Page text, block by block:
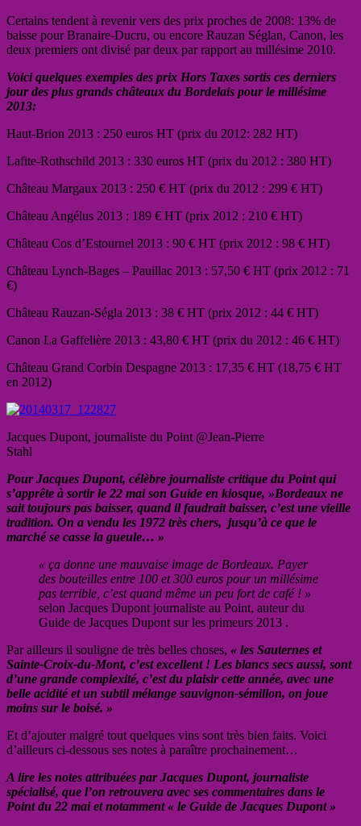
Certains tendent à revenir vers des prix proches de 2008: 13% de
baisse pour Branaire-Ducru, ou encore Rauzan Séglan, Canon, les
deux premiers ont divisé par deux par rapport au millésime 2010.
Voici quelques exemples des prix Hors Taxes sortis ces derniers
jour des plus grands châteaux du Bordelais pour le millésime
2013:
Haut-Brion 2013 : 250 euros HT (prix du 2012: 282 HT)
Lafite-Rothschild 2013 : 330 euros HT (prix du 2012 : 380 HT)
Château Margaux 2013 : 250 € HT (prix du 2012 : 299 € HT)
Château Angélus 2013 : 189 € HT (prix 2012 : 210 € HT)
Château Cos d’Estournel 2013 : 90 € HT (prix 2012 : 98 € HT)
Château Lynch-Bages – Pauillac 2013 : 57,50 € HT (prix 2012 : 71
€)
Château Rauzan-Ségla 2013 : 38 € HT (prix 2012 : 44 € HT)
Canon La Gaffelière 2013 : 43,80 € HT (prix du 2012 : 46 € HT)
Château Grand Corbin Despagne 2013 : 17,35 € HT (18,75 € HT
en 2012)
Jacques Dupont, journaliste du Point @Jean-Pierre
Stahl
Pour Jacques Dupont, célèbre journaliste critique du Point qui
s’apprête à sortir le 22 mai son Guide en kiosque, »Bordeaux ne
sait toujours pas baisser, quand il faudrait baisser, c’est une vieille
tradition. On a vendu les 1972 très chers, jusqu’à ce que le
marché se casse la gueule… »
« ça donne une mauvaise image de Bordeaux. Payer
des bouteilles entre 100 et 300 euros pour un millésime
pas terrible, c’est quand même un peu fort de café ! »
selon Jacques Dupont journaliste au Point, auteur du
Guide de Jacques Dupont sur les primeurs 2013 .
Par ailleurs il souligne de très belles choses, « les Sauternes et
Sainte-Croix-du-Mont, c’est excellent ! Les blancs secs aussi, sont
d’une grande complexité, c’est du plaisir cette année, avec une
belle acidité et un subtil mélange sauvignon-sémillon, on joue
moins sur le boisé. »
Et d’ajouter malgré tout quelques vins sont très bien faits. Voici
d’ailleurs ci-dessous ses notes à paraître prochainement…
A lire les notes attribuées par Jacques Dupont, journaliste
spécialisé, que l’on retrouvera avec ses commentaires dans le
Point du 22 mai et notamment « le Guide de Jacques Dupont »